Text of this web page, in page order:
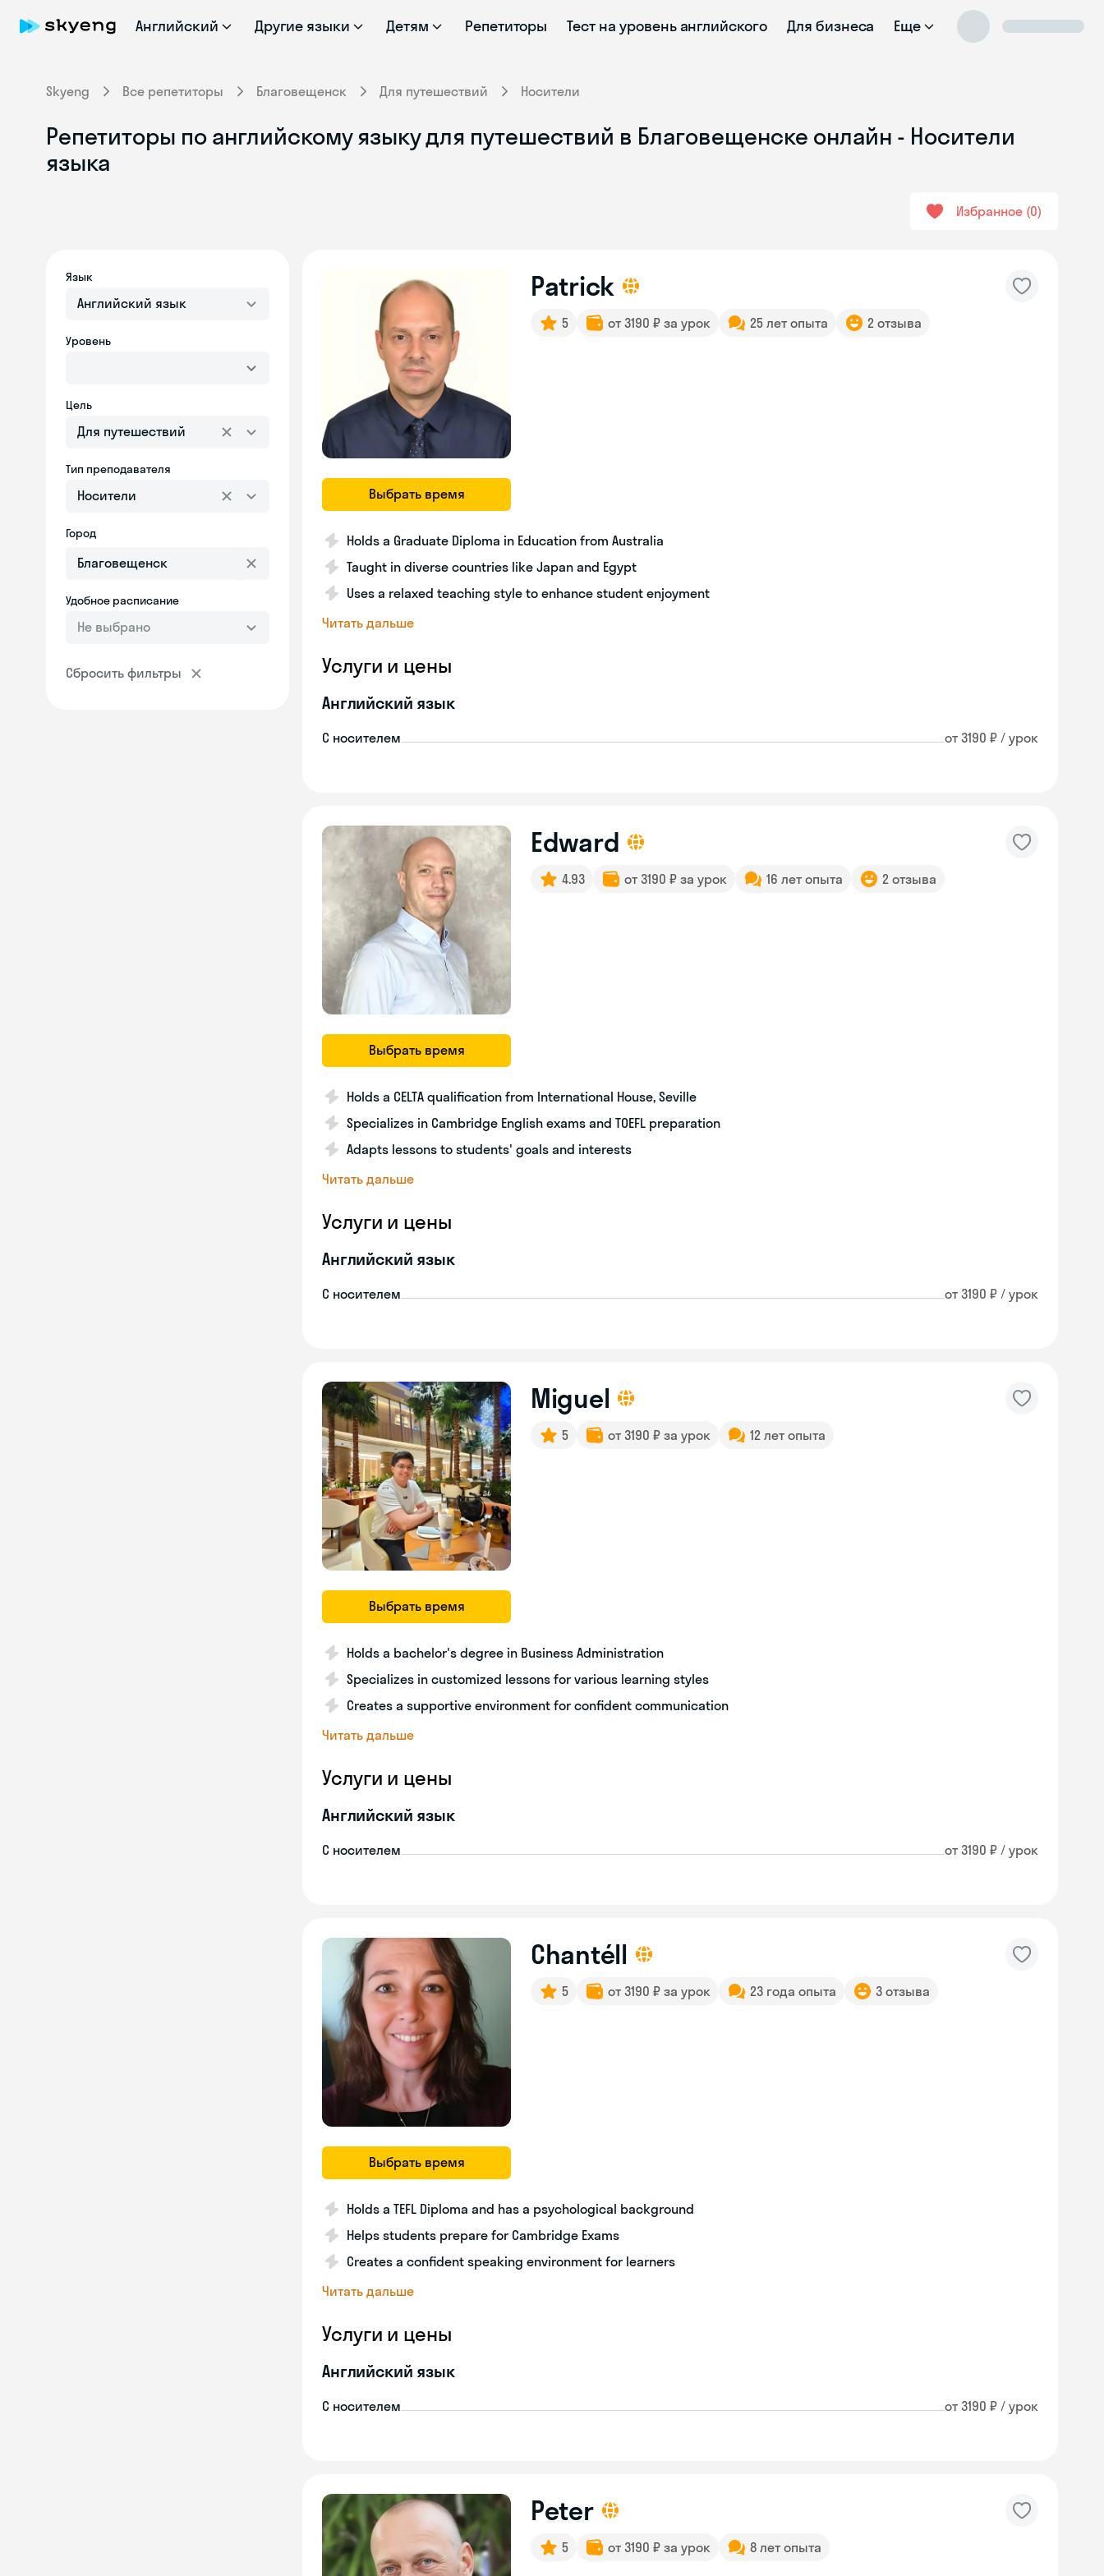
Английский Другие языки Детям Репетиторы Тест на уровень английского Для бизнеса Еще
Skyeng Все репетиторы Благовещенск Для путешествий Носители
Репетиторы по английскому языку для путешествий в Благовещенске онлайн - Носители
языка
Избранное 0
Язык
Английский язык
Уровень
Цель
Для путешествий
Тип преподавателя
Носители
Город
Удобное расписание
Не выбрано
Сбросить фильтры
Выбрать время
Patrick
5 от 3190 ₽ за урок 25 лет опыта 2 отзыва
Holds a Graduate Diploma in Education from Australia
Taught in diverse countries like Japan and Egypt
Uses a relaxed teaching style to enhance student enjoyment
Читать дальше
Услуги и цены
Английский язык
С носителем от 3190 ₽ / урок
Выбрать время
Edward
4.93 от 3190 ₽ за урок 16 лет опыта 2 отзыва
Holds a CELTA qualification from International House, Seville
Specializes in Cambridge English exams and TOEFL preparation
Adapts lessons to students' goals and interests
Читать дальше
Услуги и цены
Английский язык
С носителем от 3190 ₽ / урок
Выбрать время
Miguel
5 от 3190 ₽ за урок 12 лет опыта
Holds a bachelor's degree in Business Administration
Specializes in customized lessons for various learning styles
Creates a supportive environment for confident communication
Читать дальше
Услуги и цены
Английский язык
С носителем от 3190 ₽ / урок
Выбрать время
Chantéll
5 от 3190 ₽ за урок 23 года опыта 3 отзыва
Holds a TEFL Diploma and has a psychological background
Helps students prepare for Cambridge Exams
Creates a confident speaking environment for learners
Читать дальше
Услуги и цены
Английский язык
С носителем от 3190 ₽ / урок
Peter
5 от 3190 ₽ за урок 8 лет опыта